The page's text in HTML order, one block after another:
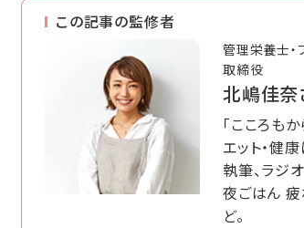
この記事の監修者
管理栄養士
取締役
北嶋佳奈
「こころも
エット・健
執筆、ラジ
夜ごはん 疲
ど。